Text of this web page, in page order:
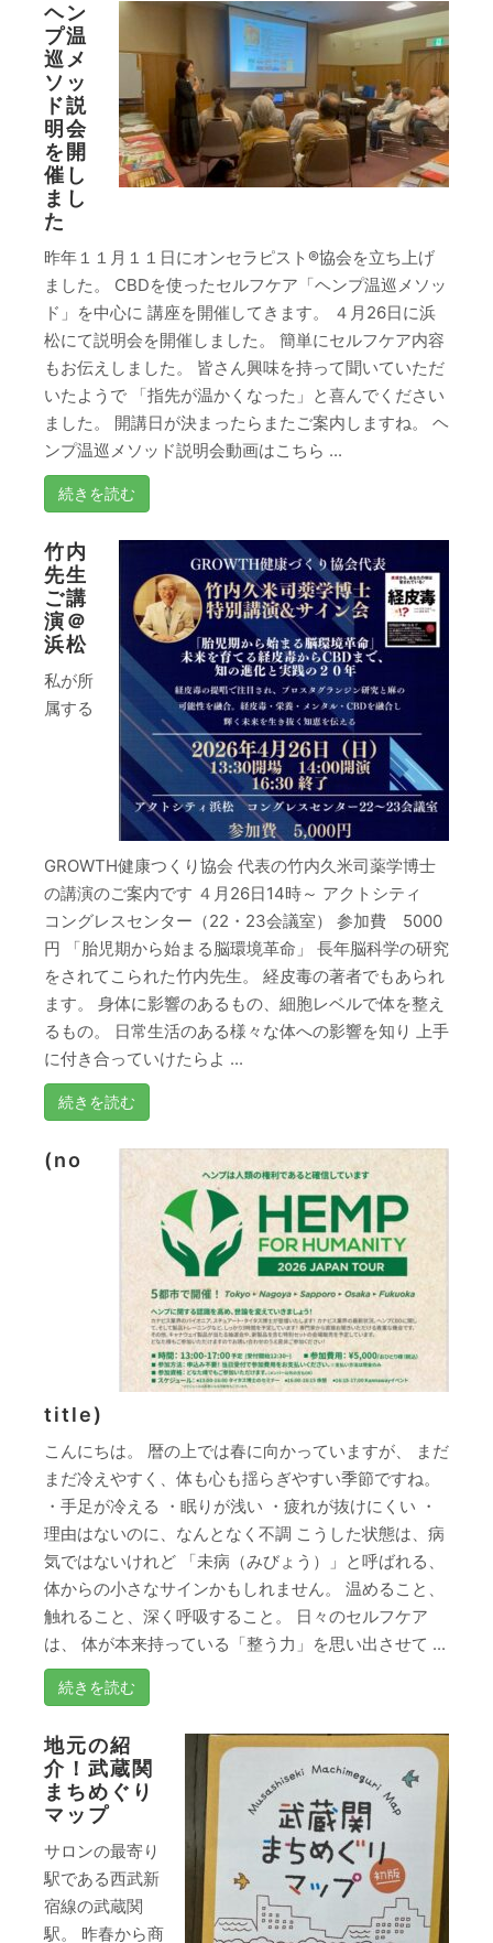
ヘン
プ温
巡メ
ソッ
ド説
明会
を開
催し
まし
た
昨年１１月１１日にオンセラピスト®協会を立ち上げ
ました。 CBDを使ったセルフケア「ヘンプ温巡メソッ
ド」を中心に 講座を開催してきます。 ４月26日に浜
松にて説明会を開催しました。 簡単にセルフケア内容
もお伝えしました。 皆さん興味を持って聞いていただ
いたようで 「指先が温かくなった」と喜んでください
ました。 開講日が決まったらまたご案内しますね。 ヘ
ンプ温巡メソッド説明会動画はこちら ...
続きを読む
竹内
先生
ご講
演＠
浜松
私が所
属する
GROWTH健康つくり協会 代表の竹内久米司薬学博士
の講演のご案内です ４月26日14時～ アクトシティ
コングレスセンター（22・23会議室） 参加費 5000
円 「胎児期から始まる脳環境革命」 長年脳科学の研究
をされてこられた竹内先生。 経皮毒の著者でもあられ
ます。 身体に影響のあるもの、細胞レベルで体を整え
るもの。 日常生活のある様々な体への影響を知り 上手
に付き合っていけたらよ ...
続きを読む
(no
title)
こんにちは。 暦の上では春に向かっていますが、 まだ
まだ冷えやすく、体も心も揺らぎやすい季節ですね。
・手足が冷える ・眠りが浅い ・疲れが抜けにくい ・
理由はないのに、なんとなく不調 こうした状態は、病
気ではないけれど 「未病（みびょう）」と呼ばれる、
体からの小さなサインかもしれません。 温めること、
触れること、深く呼吸すること。 日々のセルフケア
は、 体が本来持っている「整う力」を思い出させて ...
続きを読む
地元の紹
介！武蔵関
まちめぐり
マップ
サロンの最寄り
駅である西武新
宿線の武蔵関
駅。 昨春から商